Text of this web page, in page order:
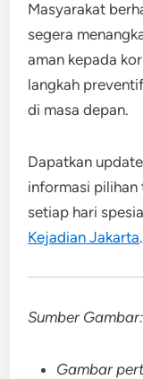
Masyarakat
segera
aman kepada
langkah
di masa depan.
Dapatkan
informasi pilihan
setiap hari
Kejadian Jakarta.
Sumber Gambar:
Gambar